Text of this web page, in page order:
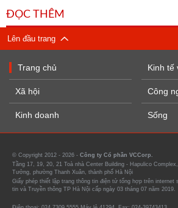
ĐỌC THÊM
Lên đầu trang
Trang chủ
Xã hội
Kinh doanh
Kinh tế
Công
Sống
© Copyright 2012 - 2026 - Công ty Cổ phần VCCorp.
Tầng 17, 19, 20, 21 Toà nhà Center Building - Hapulico
Tưởng, phường Thanh Xuân, thành phố Hà Nội
Giấy phép thiết lập trang thông tin điện tử tổng hợp trên internet
tin và Truyền thông TP Hà Nội cấp ngày 03 tháng 07 năm 2019.